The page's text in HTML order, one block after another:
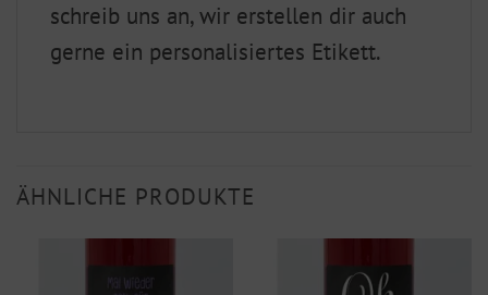
schreib uns an, wir erstellen dir auch
gerne ein personalisiertes Etikett.
ÄHNLICHE PRODUKTE